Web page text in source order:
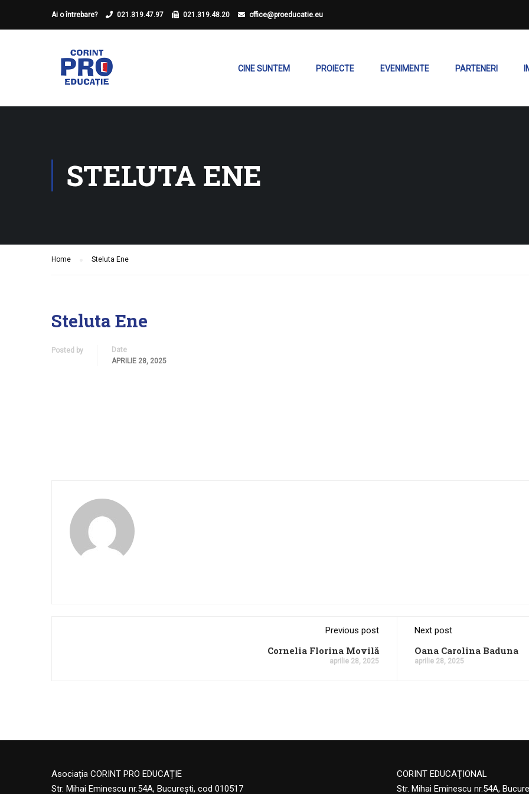
Ai o întrebare? 021.319.47.97 021.319.48.20 office@proeducatie.eu
CINE SUNTEM PROIECTE EVENIMENTE PARTENERI
STELUTA ENE
Home Steluta Ene
Steluta Ene
Posted by
Date
APRILIE 28, 2025
Previous post
Cornelia Florina Movilă
aprilie 28, 2025
Next post
Oana Carolina Baduna
aprilie 28, 2025
Asociația CORINT PRO EDUCAȚIE
Str. Mihai Eminescu nr.54A, București, cod 010517
CORINT EDUCAŢIONAL
Str. Mihai Eminescu nr.54A,